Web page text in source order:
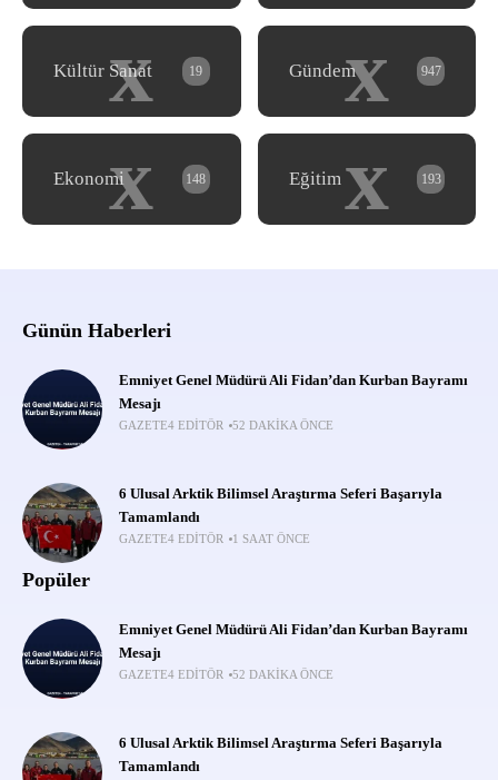
x
Kültür Sanat 19 x
Gündem 947
x
Ekonomi 148 x
Eğitim 193
Günün Haberleri
Emniyet Genel Müdürü Ali Fidan’dan Kurban Bayramı
Mesajı
GAZETE4 EDITÖR 52 DAKIKA ÖNCE
6 Ulusal Arktik Bilimsel Araştırma Seferi Başarıyla
Tamamlandı
GAZETE4 EDITÖR 1 SAAT ÖNCE
Popüler
Emniyet Genel Müdürü Ali Fidan’dan Kurban Bayramı
Mesajı
GAZETE4 EDITÖR 52 DAKIKA ÖNCE
6 Ulusal Arktik Bilimsel Araştırma Seferi Başarıyla
Tamamlandı